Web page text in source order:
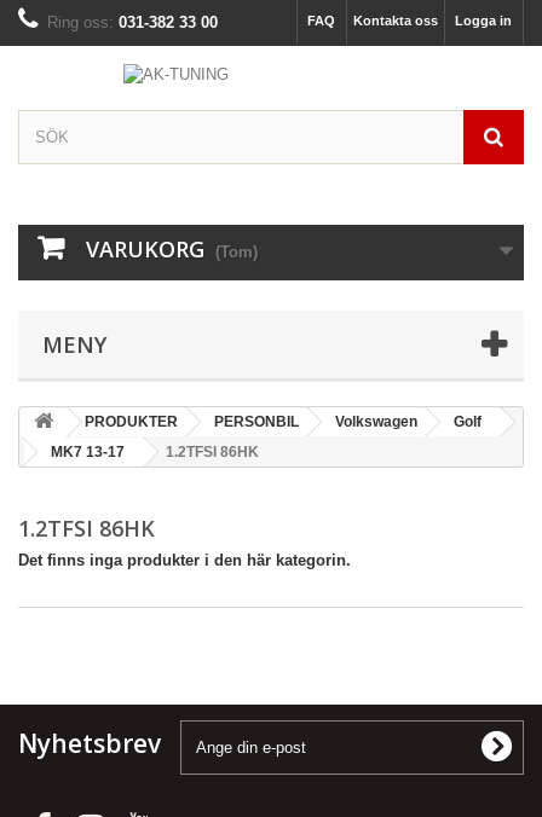
Logga in
Kontakta oss
FAQ
Ring oss: 031-382 33 00
VARUKORG (Tom)
MENY
PRODUKTER PERSONBIL Volkswagen
Golf
MK7 13-17
1.2TFSI 86HK
1.2TFSI 86HK
Det finns inga produkter i den här kategorin.
Nyhetsbrev